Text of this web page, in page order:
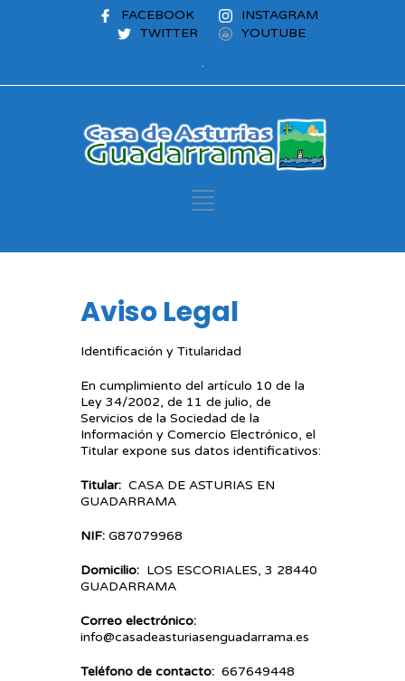
FACEBOOK
INSTAGRAM
TWITTER
YOUTUBE
.
Aviso Legal
Identificación y Titularidad
En cumplimiento del artículo 10 de la
Ley 34/2002, de 11 de julio, de
Servicios de la Sociedad de la
Información y Comercio Electrónico, el
Titular expone sus datos identificativos:
Titular: CASA DE ASTURIAS EN
GUADARRAMA
NIF: G87079968
Domicilio: LOS ESCORIALES, 3 28440
GUADARRAMA
Correo electrónico:
info@casadeasturiasenguadarrama.es
Teléfono de contacto: 667649448